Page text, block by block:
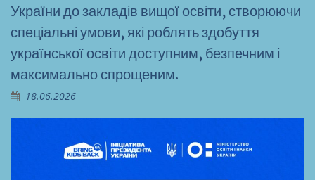
України до закладів вищої освіти, створюючи
спеціальні умови, які роблять здобуття
української освіти доступним, безпечним і
максимально спрощеним.
18.06.2026